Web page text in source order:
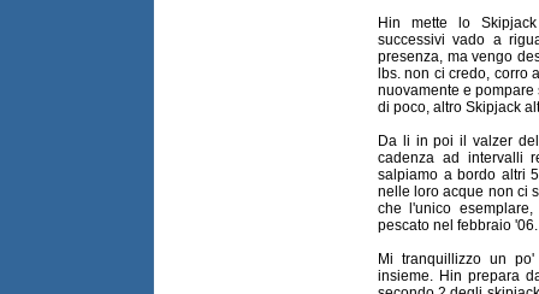
Hin mette lo
successivi vado a
presenza, ma vengo
lbs. non ci credo, corro
nuovamente e
di poco, altro Skipjack
Da li in poi il valzer
cadenza ad intervalli
salpiamo a bordo altri
nelle loro acque non ci
che l'unico
pescato nel febbraio '06.
Mi tranquillizzo un
insieme. Hin prepara